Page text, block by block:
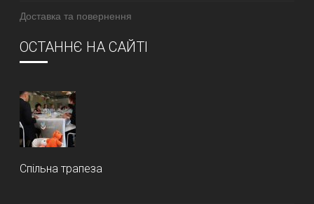
Доставка та повернення
ОСТАННЄ НА САЙТІ
Спільна трапеза